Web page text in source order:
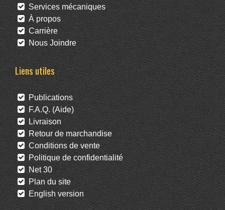
Services mécaniques
À propos
Carrière
Nous Joindre
Liens utiles
Publications
F.A.Q. (Aide)
Livraison
Retour de marchandise
Conditions de vente
Politique de confidentialité
Net 30
Plan du site
English version